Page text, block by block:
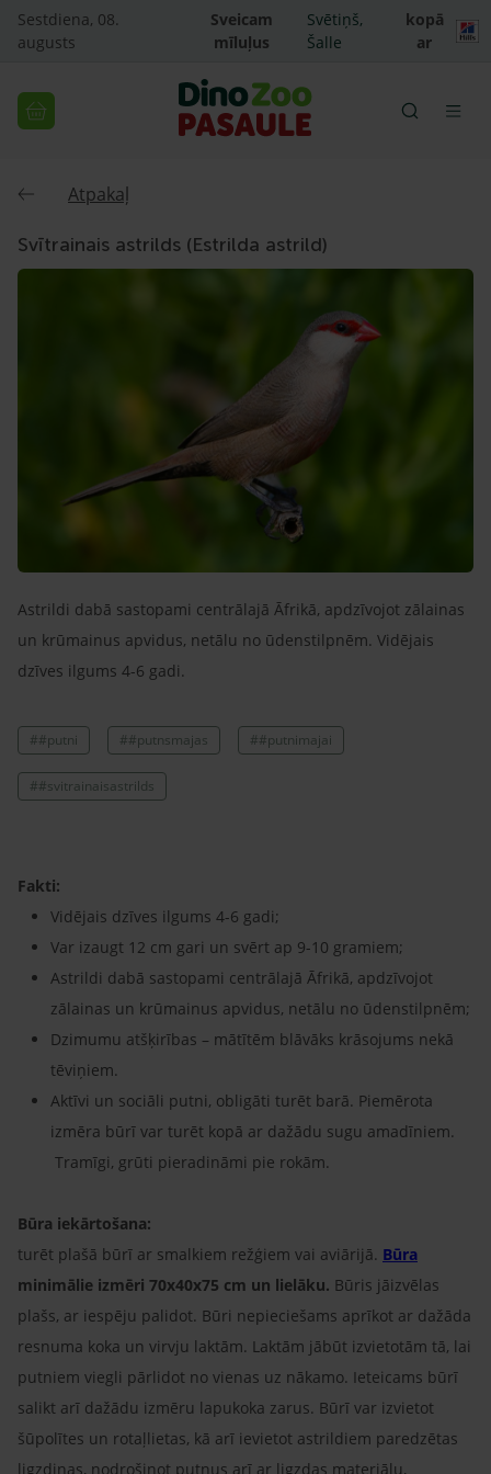
Sestdiena, 08.
augusts
Sveicam
mīluļus
Svētiņš,
Šalle
kopā
ar
Atpakaļ
Svītrainais astrilds (Estrilda astrild)
Astrildi dabā sastopami centrālajā Āfrikā, apdzīvojot zālainas
un krūmainus apvidus, netālu no ūdenstilpnēm. Vidējais
dzīves ilgums 4-6 gadi.
##putni ##putnsmajas ##putnimajai
##svitrainaisastrilds
Fakti:
Vidējais dzīves ilgums 4-6 gadi;
Var izaugt 12 cm gari un svērt ap 9-10 gramiem;
Astrildi dabā sastopami centrālajā Āfrikā, apdzīvojot
zālainas un krūmainus apvidus, netālu no ūdenstilpnēm;
Dzimumu atšķirības – mātītēm blāvāks krāsojums nekā
tēviņiem.
Aktīvi un sociāli putni, obligāti turēt barā. Piemērota
izmēra būrī var turēt kopā ar dažādu sugu amadīniem.
Tramīgi, grūti pieradināmi pie rokām.
Būra iekārtošana:
turēt plašā būrī ar smalkiem režģiem vai aviārijā. Būra
minimālie izmēri 70x40x75 cm un lielāku. Būris jāizvēlas
plašs, ar iespēju palidot. Būri nepieciešams aprīkot ar dažāda
resnuma koka un virvju laktām. Laktām jābūt izvietotām tā, lai
putniem viegli pārlidot no vienas uz nākamo. Ieteicams būrī
salikt arī dažādu izmēru lapukoka zarus. Būrī var izvietot
šūpolītes un rotaļlietas, kā arī ievietot astrildiem paredzētas
ligzdiņas, nodrošinot putnus arī ar ligzdas materiālu,